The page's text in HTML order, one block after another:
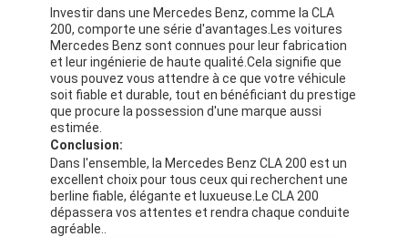
Investir dans une Mercedes Benz, comme la CLA
200, comporte une série d'avantages.Les voitures
Mercedes Benz sont connues pour leur fabrication
et leur ingénierie de haute qualité.Cela signifie que
vous pouvez vous attendre à ce que votre véhicule
soit fiable et durable, tout en bénéficiant du prestige
que procure la possession d'une marque aussi
estimée.
Conclusion:
Dans l'ensemble, la Mercedes Benz CLA 200 est un
excellent choix pour tous ceux qui recherchent une
berline fiable, élégante et luxueuse.Le CLA 200
dépassera vos attentes et rendra chaque conduite
agréable..